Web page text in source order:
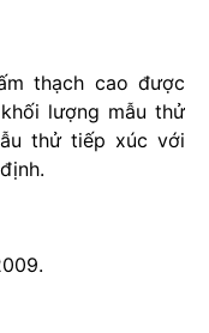
thạch cao được
lượng mẫu thử
thử tiếp xúc với